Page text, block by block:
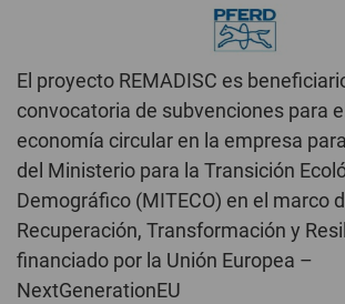
El proyecto REMADISC es
convocatoria de subvenciones para
economía circular en la empresa
del Ministerio para la Transición
Demográfico (MITECO) en el marco
Recuperación, Transformación y
financiado por la Unión Europea –
NextGenerationEU